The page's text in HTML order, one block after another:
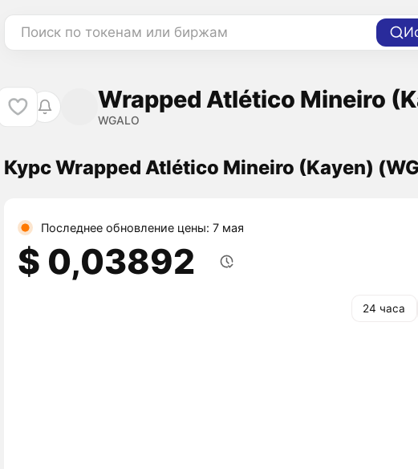
Поиск по токенам или биржам
Wrapped Atlético Mineiro
WGALO
Курс Wrapped Atlético Mineiro (Kayen)
Последнее обновление цены: 7 мая
$ 0,03892
24 часа